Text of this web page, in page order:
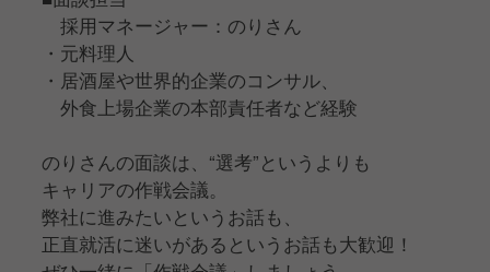
採用マネージャー：のりさん
・元料理人
・居酒屋や世界的企業のコンサル、
外食上場企業の本部責任者など経験
のりさんの面談は、“選考”というよりも
キャリアの作戦会議。
弊社に進みたいというお話も、
正直就活に迷いがあるというお話も大歓迎！